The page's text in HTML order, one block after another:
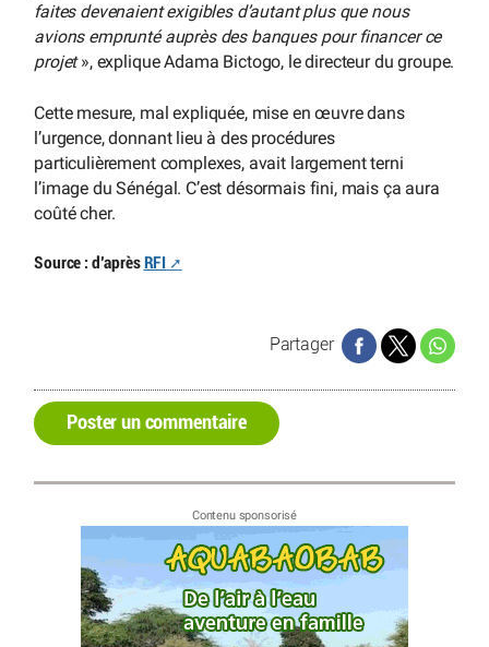
faites devenaient exigibles d’autant plus que nous
avions emprunté auprès des banques pour financer ce
projet», explique Adama Bictogo, le directeur du groupe.
Cette mesure, mal expliquée, mise en œuvre dans
l’urgence, donnant lieu à des procédures
particulièrement complexes, avait largement terni
l’image du Sénégal. C’est désormais fini, mais ça aura
coûté cher.
Source : d’après RFI
Partager
Poster un commentaire